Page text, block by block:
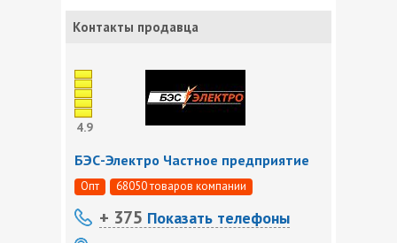
Контакты продавца
4.9
БЭС-Электро Частное предприятие
Опт 68050 товаров компании
+ 375 Показать телефоны